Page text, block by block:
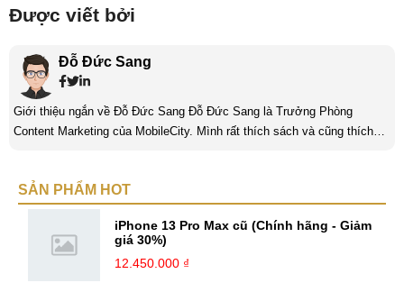
Được viết bởi
Đỗ Đức Sang
Giới thiệu ngắn về Đỗ Đức Sang Đỗ Đức Sang là Trưởng Phòng
Content Marketing của MobileCity. Mình rất thích sách và cũng thích
bản thân Đỗ Đức Sang, viết chính là gửi gắm lại những cảm xúc, cảm
SẢN PHẨM HOT
iPhone 13 Pro Max cũ (Chính hãng - Giảm
giá 30%)
12.450.000 ₫